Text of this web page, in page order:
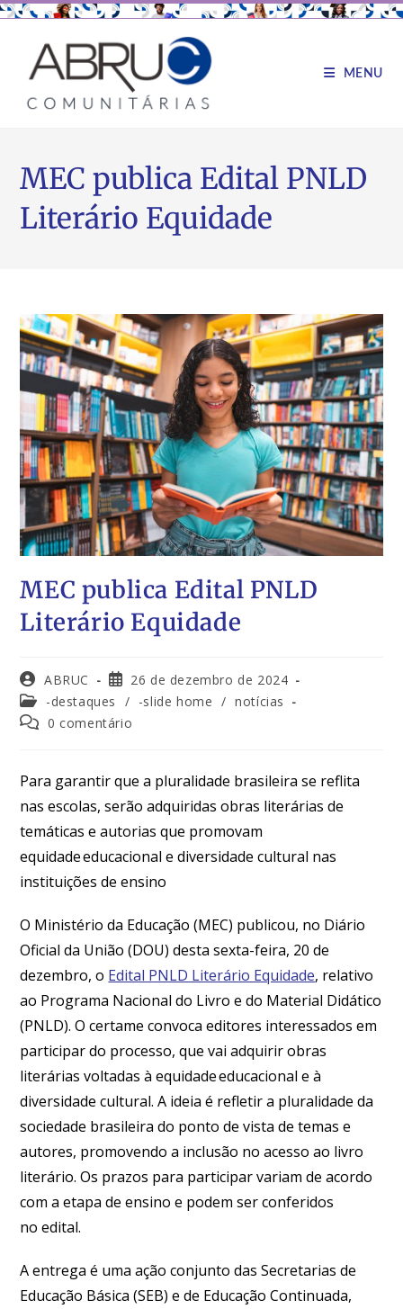
MENU
MEC publica Edital PNLD
Literário Equidade
MEC publica Edital PNLD
Literário Equidade
ABRUC
26 de dezembro de 2024
-destaques
/ -slide home / notícias
0 comentário
Para garantir que a pluralidade brasileira se reflita
nas escolas, serão adquiridas obras literárias de
temáticas e autorias que promovam
equidade educacional e diversidade cultural nas
instituições de ensino
O Ministério da Educação (MEC) publicou, no Diário
Oficial da União (DOU) desta sexta-feira, 20 de
dezembro, o Edital PNLD Literário Equidade, relativo
ao Programa Nacional do Livro e do Material Didático
(PNLD). O certame convoca editores interessados em
participar do processo, que vai adquirir obras
literárias voltadas à equidade educacional e à
diversidade cultural. A ideia é refletir a pluralidade da
sociedade brasileira do ponto de vista de temas e
autores, promovendo a inclusão no acesso ao livro
literário. Os prazos para participar variam de acordo
com a etapa de ensino e podem ser conferidos
no edital.
A entrega é uma ação conjunto das Secretarias de
Educação Básica (SEB) e de Educação Continuada,